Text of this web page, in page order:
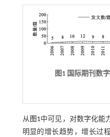
图1 国际期刊数
从 图1中可见，对数字化能
明显的增长趋势，增长过